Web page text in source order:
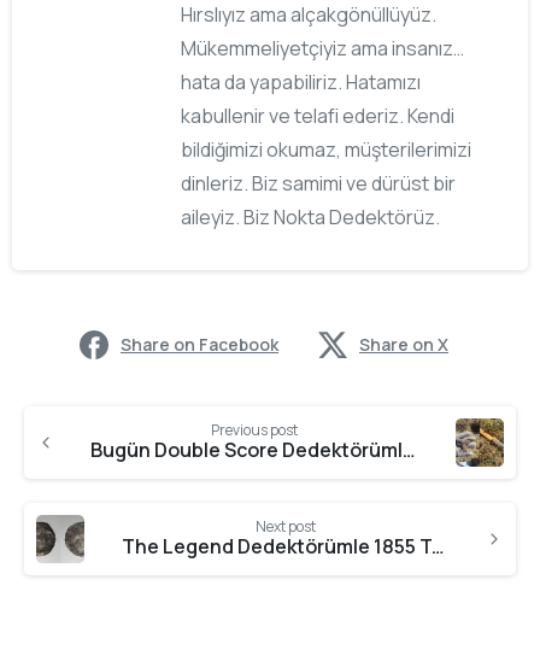
Hırslıyız ama alçakgönüllüyüz.
Mükemmeliyetçiyiz ama insanız…
hata da yapabiliriz. Hatamızı
kabullenir ve telafi ederiz. Kendi
bildiğimizi okumaz, müşterilerimizi
dinleriz. Biz samimi ve dürüst bir
aileyiz. Biz Nokta Dedektörüz.
Share on Facebook Share on X
Previous post
Bugün Double Score Dedektörümle Vakit Geçirdim
Next post
The Legend Dedektörümle 1855 Tarihli Sikke Buldum